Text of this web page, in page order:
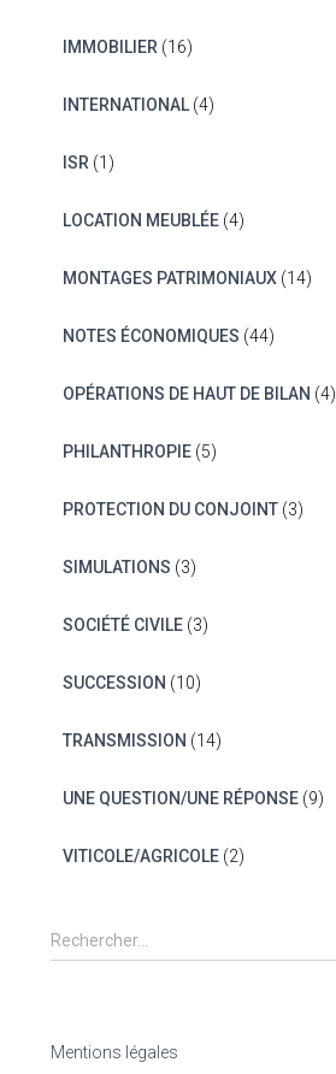
IMMOBILIER (16)
INTERNATIONAL(4)
ISR (1)
LOCATION MEUBLÉE(4)
MONTAGES PATRIMONIAUX(14)
NOTES ÉCONOMIQUES (44)
OPÉRATIONS DE HAUT DE BILAN (4)
PHILANTHROPIE(5)
PROTECTION DU CONJOINT(3)
SIMULATIONS (3)
SOCIÉTÉ CIVILE(3)
SUCCESSION (10)
TRANSMISSION (14)
UNE QUESTION/UNE RÉPONSE(9)
VITICOLE/AGRICOLE(2)
R
e
r
Rechercher…
Mentions légales